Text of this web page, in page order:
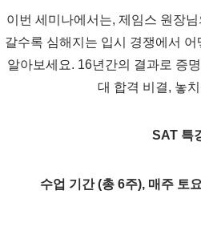
이번 세미나에서는, 제임스 원장
갈수록 심해지는 입시 경쟁에서 어
알아보세요. 16년간의 결과로 증
대 합격 비결, 놓
SAT 특
수업 기간 (총 6주), 매주 토